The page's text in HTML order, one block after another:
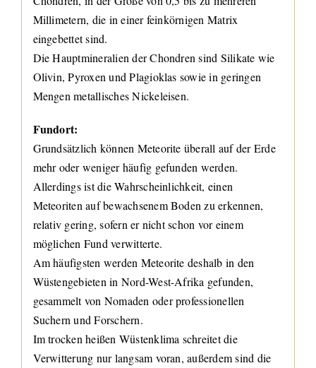
Millimetern, die in einer feinkörnigen Matrix
eingebettet sind.
Die Hauptmineralien der Chondren sind Silikate wie
Olivin, Pyroxen und Plagioklas sowie in geringen
Mengen metallisches Nickeleisen.
Fundort:
Grundsätzlich können Meteorite überall auf der Erde
mehr oder weniger häufig gefunden werden.
Allerdings ist die Wahrscheinlichkeit, einen
Meteoriten auf bewachsenem Boden zu erkennen,
relativ gering, sofern er nicht schon vor einem
möglichen Fund verwitterte.
Am häufigsten werden Meteorite deshalb in den
Wüstengebieten in Nord-West-Afrika gefunden,
gesammelt von Nomaden oder professionellen
Suchern und Forschern.
Im trocken heißen Wüstenklima schreitet die
Verwitterung nur langsam voran, außerdem sind die